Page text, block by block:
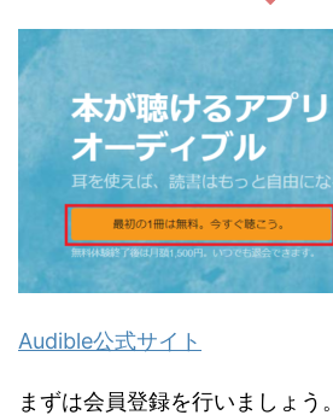
Audible公式サイト
まずは会員登録を行いましょう。